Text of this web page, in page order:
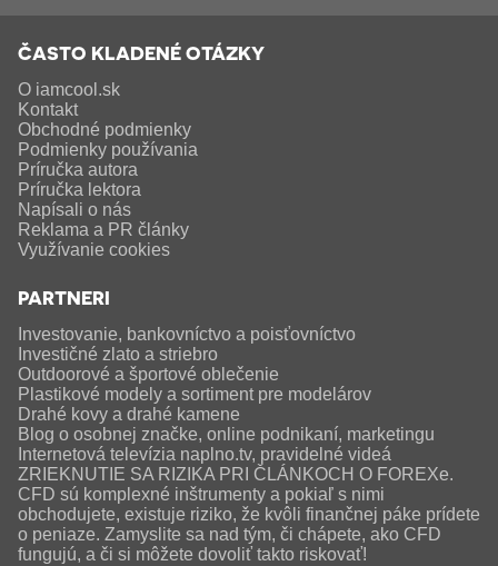
ČASTO KLADENÉ OTÁZKY
O iamcool.sk
Kontakt
Obchodné podmienky
Podmienky používania
Príručka autora
Príručka lektora
Napísali o nás
Reklama a PR články
Využívanie cookies
PARTNERI
Investovanie, bankovníctvo a poisťovníctvo
Investičné zlato a striebro
Outdoorové a športové oblečenie
Plastikové modely a sortiment pre modelárov
Drahé kovy a drahé kamene
Blog o osobnej značke, online podnikaní, marketingu
Internetová televízia naplno.tv, pravidelné videá
ZRIEKNUTIE SA RIZIKA PRI ČLÁNKOCH O FOREXe.
CFD sú komplexné inštrumenty a pokiaľ s nimi
obchodujete, existuje riziko, že kvôli finančnej páke prídete
o peniaze. Zamyslite sa nad tým, či chápete, ako CFD
fungujú, a či si môžete dovoliť takto riskovať!